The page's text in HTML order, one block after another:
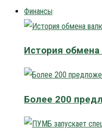
Финансы
История
Более 200